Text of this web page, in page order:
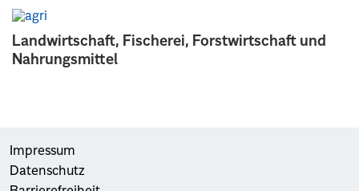
Landwirtschaft, Fischerei, Forstwirtschaft und
Nahrungsmittel
Impressum
Datenschutz